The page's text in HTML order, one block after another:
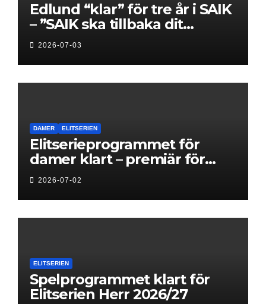
Edlund “klar” för tre år i SAIK
– ”SAIK ska tillbaka dit
klubben hör hemma”
2026-07-03
DAMER ELITSERIEN
Elitserieprogrammet för
damer klart – premiär för
Next Level
2026-07-02
ELITSERIEN
Spelprogrammet klart för
Elitserien Herr 2026/27